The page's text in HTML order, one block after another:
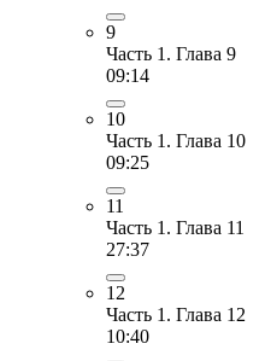
9
Часть 1. Глава 9
09:14
10
Часть 1. Глава 10
09:25
11
Часть 1. Глава 11
27:37
12
Часть 1. Глава 12
10:40